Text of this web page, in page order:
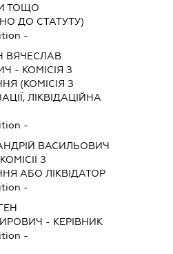
ТОЩО
ДО СТАТУТУ)
-
ВЯЧЕСЛАВ
- КОМІСІЯ З
(КОМІСІЯ З
ЛІКВІДАЦІЙНА
-
ВАСИЛЬОВИЧ
З
АБО ЛІКВІДАТОР
-
- КЕРІВНИК
-